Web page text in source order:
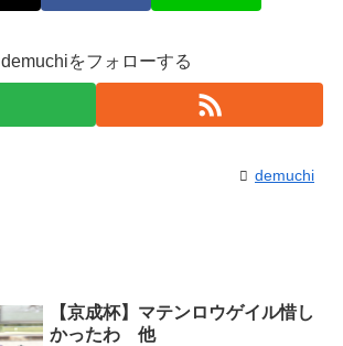
demuchiをフォローする
demuchi
【京成杯】マテンロウゲイル惜し
かったわ 他